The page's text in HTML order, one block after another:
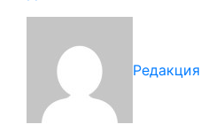
Редакция